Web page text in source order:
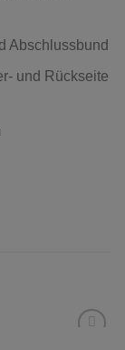
Abschlussbund
und Rückseite